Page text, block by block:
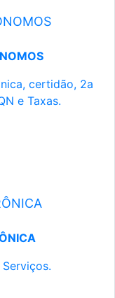
certidão, 2a
e Taxas.